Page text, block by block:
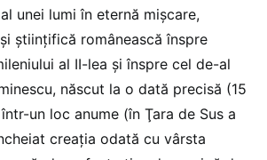
unei lumi în eternă mişcare,
ştiinţifică românească înspre
al II-lea şi înspre cel de-al
născut la o dată precisă (15
un loc anume (în Ţara de Sus a
creaţia odată cu vârsta